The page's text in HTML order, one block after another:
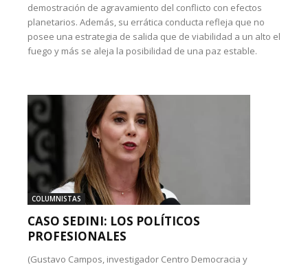
demostración de agravamiento del conflicto con efectos
planetarios. Además, su errática conducta refleja que no
posee una estrategia de salida que de viabilidad a un alto el
fuego y más se aleja la posibilidad de una paz estable.
COLUMNISTAS
CASO SEDINI: LOS POLÍTICOS
PROFESIONALES
(Gustavo Campos, investigador Centro Democracia y